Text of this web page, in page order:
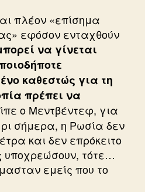
πλέον «επίσημα
εφόσον ενταχθούν
να γίνεται
καθεστώς για τη
πρέπει να
ο Μεντβέντεφ, για
σήμερα, η Ρωσία δεν
και δεν επρόκειτο
τότε…
εμείς που το